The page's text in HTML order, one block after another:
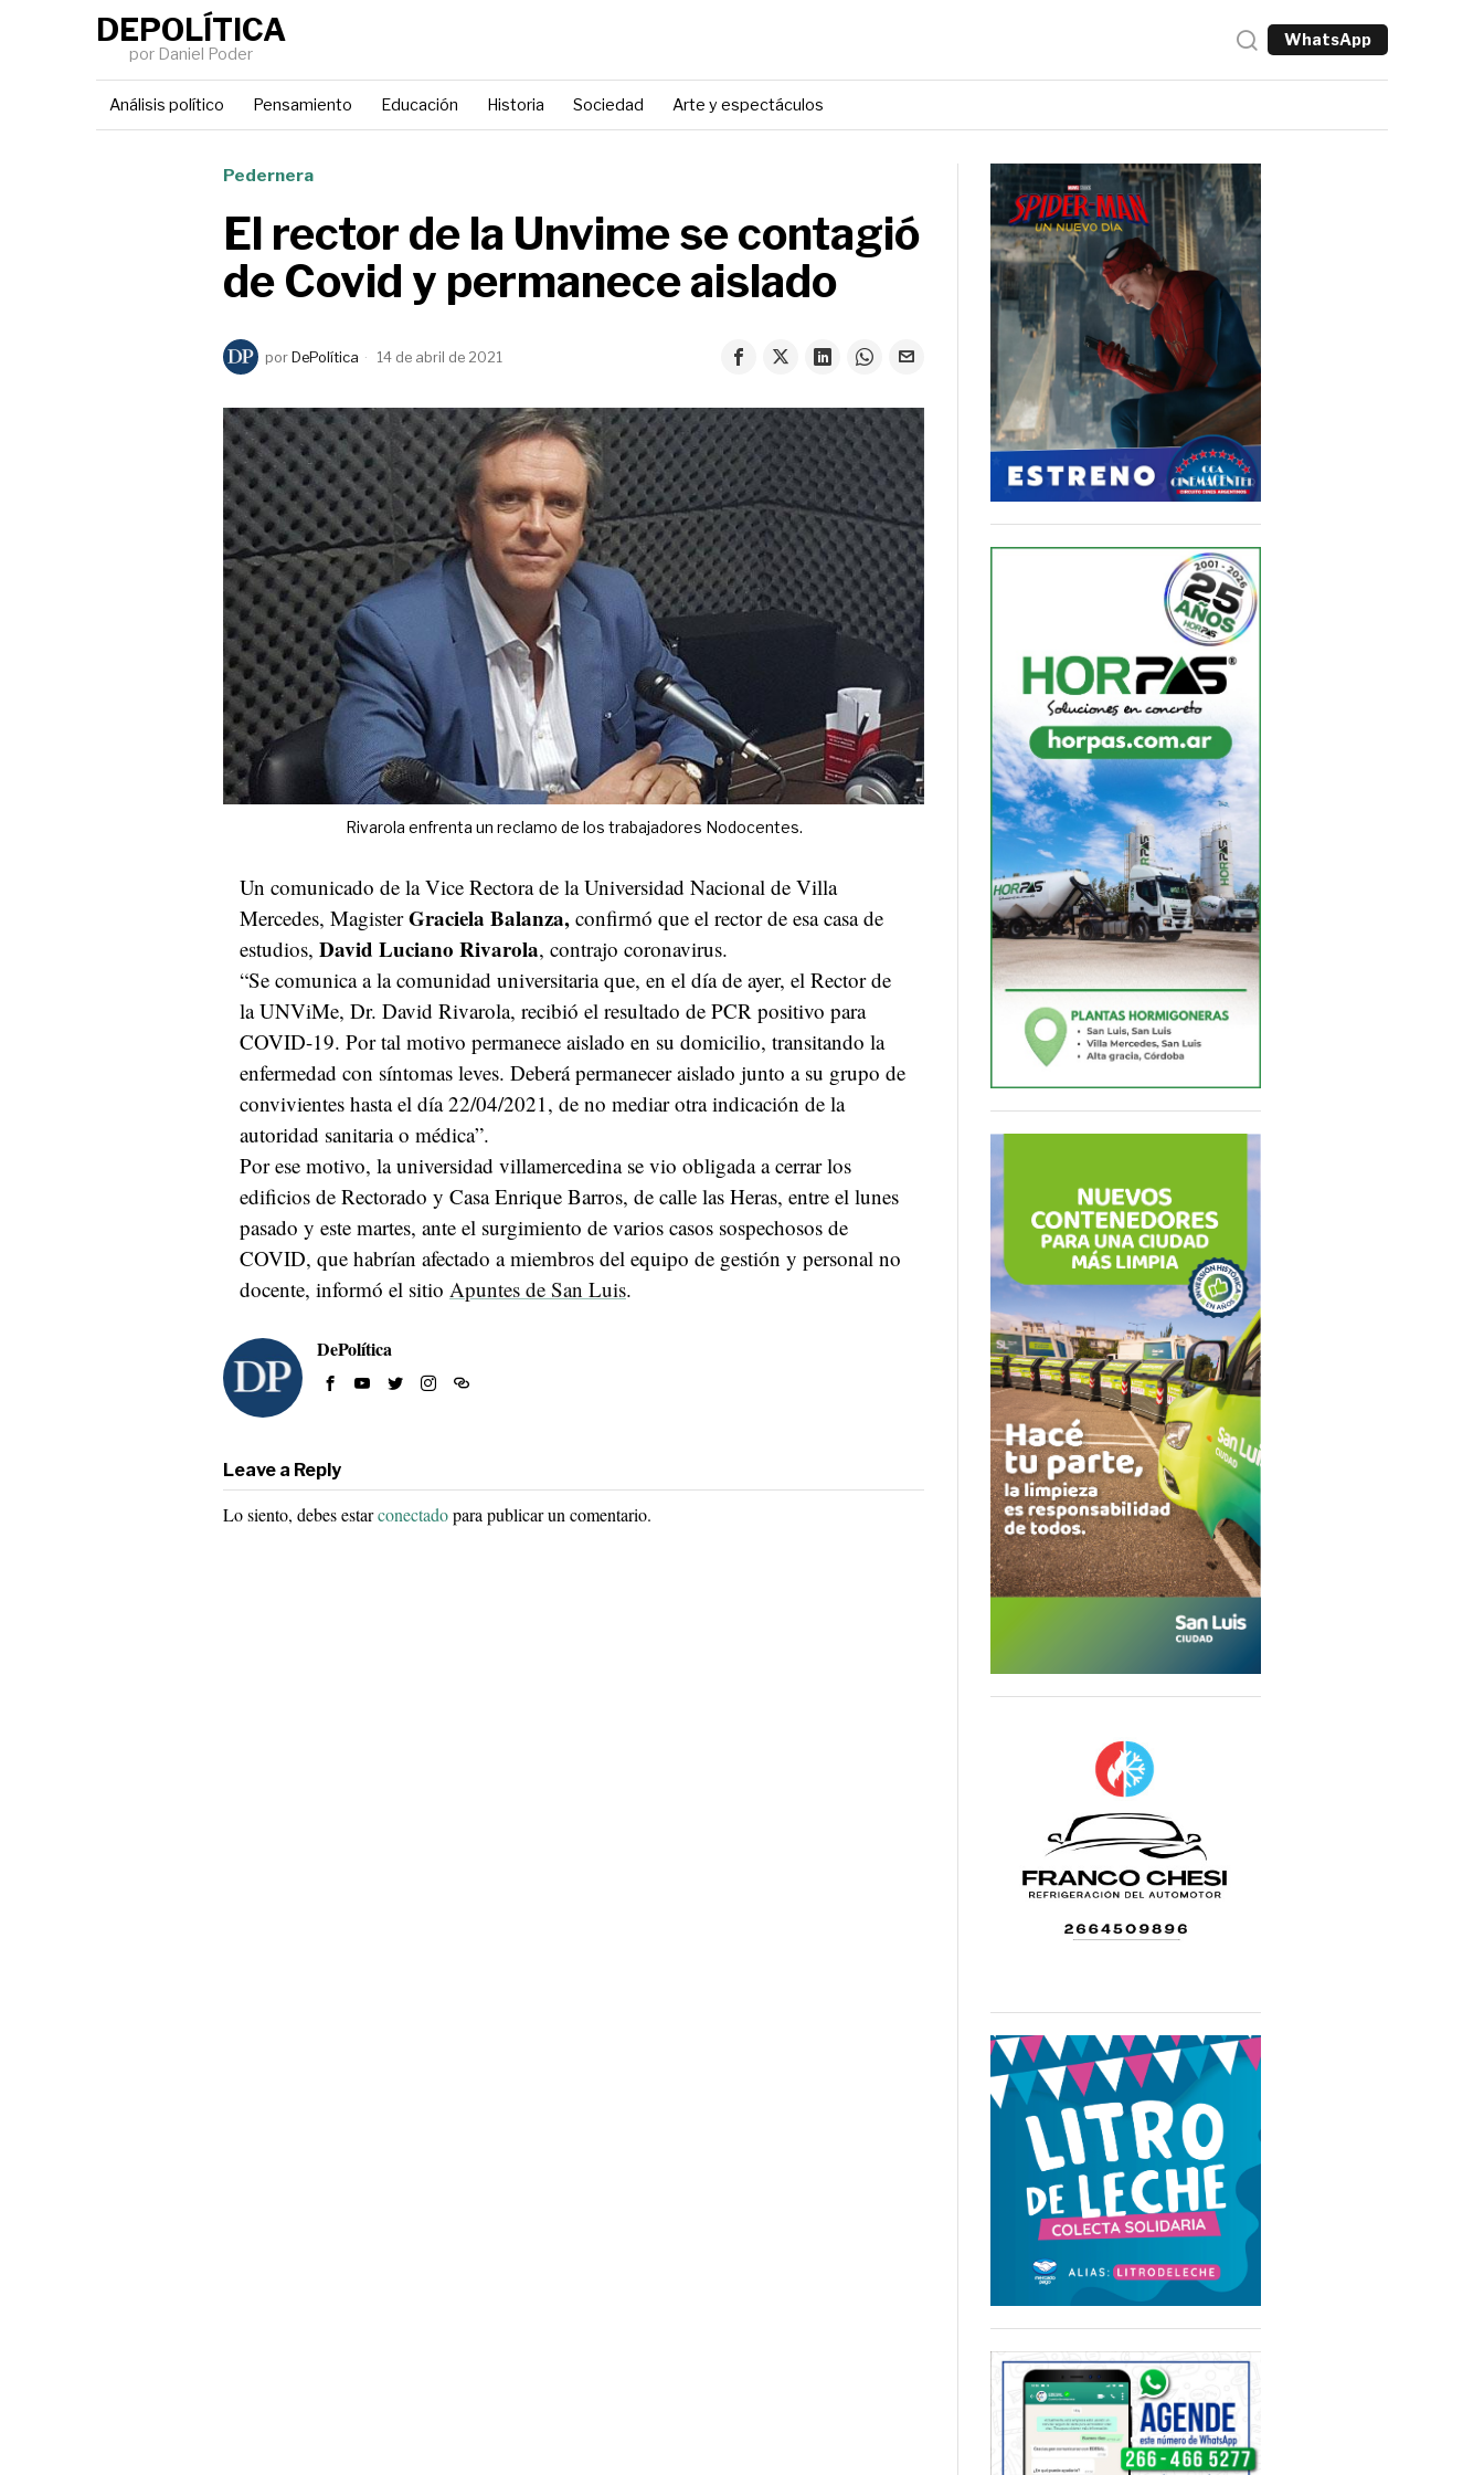
DEPOLÍTICA
por Daniel Poder
WhatsApp
Análisis político Pensamiento Educación Historia Sociedad Arte y espectáculos
Pedernera
El rector de la Unvime se contagió
de Covid y permanece aislado
por DePolítica 14 de abril de 2021
Rivarola enfrenta un reclamo de los trabajadores Nodocentes.
Un comunicado de la Vice Rectora de la Universidad Nacional de Villa
Mercedes, MagisterGraciela Balanza, confirmó que el rector de esa casa de
estudios, David Luciano Rivarola, contrajo coronavirus.
“Se comunica a la comunidad universitaria que, en el día de ayer, el Rector de
la UNViMe, Dr. David Rivarola, recibió el resultado de PCR positivo para
COVID-19. Por tal motivo permanece aislado en su domicilio, transitando la
enfermedad con síntomas leves. Deberá permanecer aislado junto a su grupo de
convivientes hasta el día 22/04/2021, de no mediar otra indicación de la
autoridad sanitaria o médica”.
Por ese motivo, la universidad villamercedina se vio obligada a cerrar los
edificios de Rectorado y Casa Enrique Barros, de calle las Heras, entre el lunes
pasado y este martes, ante el surgimiento de varios casos sospechosos de
COVID, que habrían afectado a miembros del equipo de gestión y personal no
docente, informó el sitio Apuntes de San Luis.
DePolítica
Leave a Reply
Lo siento, debes estarconectadopara publicar un comentario.